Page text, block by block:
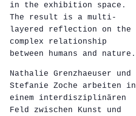
in the exhibition space.
The result is a multi-
layered reflection on the
complex relationship
between humans and nature.
Nathalie Grenzhaeuser und
Stefanie Zoche arbeiten in
einem interdisziplinären
Feld zwischen Kunst und